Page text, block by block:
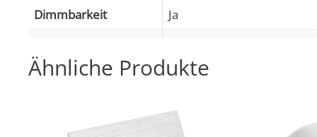
Dimmbarkeit
Ja
Lichtstrom (Lumen)
3× 500lm
1800–3000K D2W (Dim-to-
Ähnliche Produkte